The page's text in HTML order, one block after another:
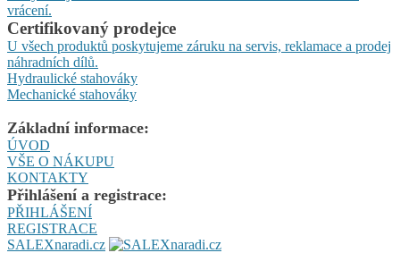
vrácení.
Certifikovaný prodejce
U všech produktů poskytujeme záruku na servis, reklamace a prodej
náhradních dílů.
Hydraulické stahováky
Mechanické stahováky
Základní informace:
ÚVOD
VŠE O NÁKUPU
KONTAKTY
Přihlášení a registrace:
PŘIHLÁŠENÍ
REGISTRACE
SALEXnaradi.cz